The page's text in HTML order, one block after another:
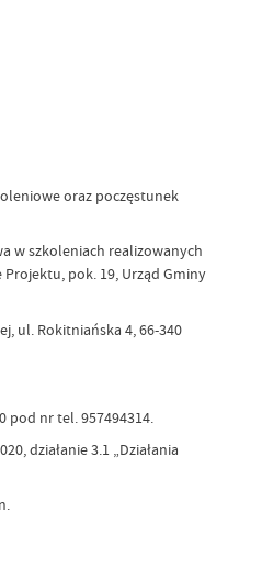
oraz poczęstunek
w szkoleniach realizowanych
Projektu, pok. 19, Urząd Gminy
ul. Rokitniańska 4, 66-340
pod nr tel. 957494314.
działanie 3.1 „Działania